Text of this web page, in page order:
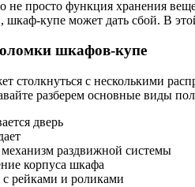
не просто функция хранения
шкаф-купе может дать сбой. В
шкафов-купе
столкнуться с несколькими
разберем основные виды
дверь
раздвижной системы
корпуса шкафа
рейками и роликами